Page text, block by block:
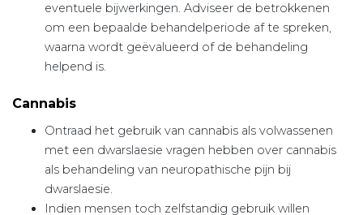
eventuele bijwerkingen. Adviseer de betrokkenen
om een bepaalde behandelperiode af te spreken,
waarna wordt geëvalueerd of de behandeling
helpend is.
Cannabis
Ontraad het gebruik van cannabis als volwassenen
met een dwarslaesie vragen hebben over cannabis
als behandeling van neuropathische pijn bij
dwarslaesie.
Indien mensen toch zelfstandig gebruik willen